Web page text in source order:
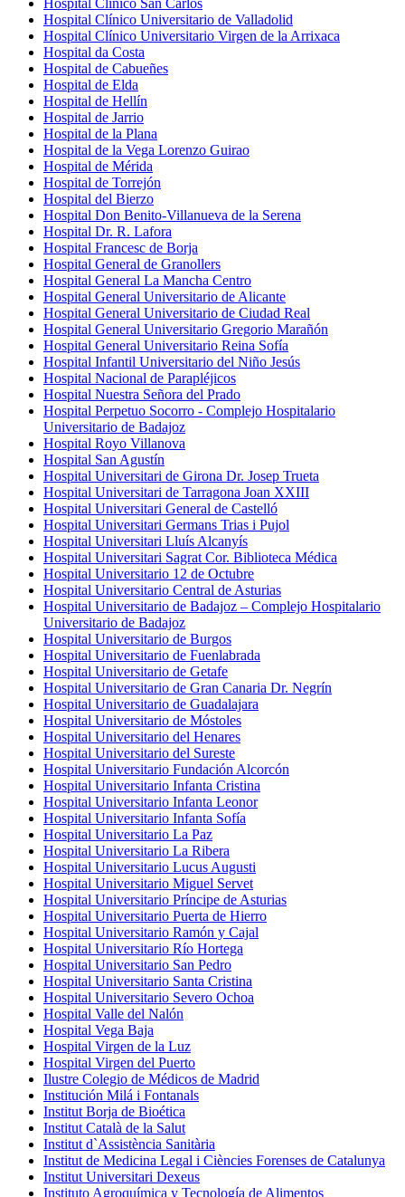
Hospital Clínico Universitario de Valladolid
Hospital Clínico Universitario Virgen de la Arrixaca
Hospital da Costa
Hospital de Cabueñes
Hospital de Elda
Hospital de Hellín
Hospital de Jarrio
Hospital de la Plana
Hospital de la Vega Lorenzo Guirao
Hospital de Mérida
Hospital de Torrejón
Hospital del Bierzo
Hospital Don Benito-Villanueva de la Serena
Hospital Dr. R. Lafora
Hospital Francesc de Borja
Hospital General de Granollers
Hospital General La Mancha Centro
Hospital General Universitario de Alicante
Hospital General Universitario de Ciudad Real
Hospital General Universitario Gregorio Marañón
Hospital General Universitario Reina Sofía
Hospital Infantil Universitario del Niño Jesús
Hospital Nacional de Parapléjicos
Hospital Nuestra Señora del Prado
Hospital Perpetuo Socorro - Complejo Hospitalario
Universitario de Badajoz​
Hospital Royo Villanova
Hospital San Agustín
Hospital Universitari de Girona Dr. Josep Trueta
Hospital Universitari de Tarragona Joan XXIII
Hospital Universitari General de Castelló
Hospital Universitari Germans Trias i Pujol
Hospital Universitari Lluís Alcanyís
Hospital Universitari Sagrat Cor. Biblioteca Médica
Hospital Universitario 12 de Octubre
Hospital Universitario Central de Asturias
Hospital Universitario de Badajoz – Complejo Hospitalario
Universitario de Badajoz
Hospital Universitario de Burgos
Hospital Universitario de Fuenlabrada
Hospital Universitario de Getafe
Hospital Universitario de Gran Canaria Dr. Negrín
Hospital Universitario de Guadalajara
Hospital Universitario de Móstoles
Hospital Universitario del Henares
Hospital Universitario del Sureste
Hospital Universitario Fundación Alcorcón
Hospital Universitario Infanta Cristina
Hospital Universitario Infanta Leonor
Hospital Universitario Infanta Sofía
Hospital Universitario La Paz
Hospital Universitario La Ribera
Hospital Universitario Lucus Augusti
Hospital Universitario Miguel Servet
Hospital Universitario Príncipe de Asturias
Hospital Universitario Puerta de Hierro
Hospital Universitario Ramón y Cajal
Hospital Universitario Río Hortega
Hospital Universitario San Pedro
Hospital Universitario Santa Cristina
Hospital Universitario Severo Ochoa
Hospital Valle del Nalón
Hospital Vega Baja
Hospital Virgen de la Luz
Hospital Virgen del Puerto
Ilustre Colegio de Médicos de Madrid
Institución Milá i Fontanals
Institut Borja de Bioética
Institut Català de la Salut
Institut d`Assistència Sanitària
Institut de Medicina Legal i Ciències Forenses de Catalunya
Institut Universitari Dexeus
Instituto Agroquímica y Tecnología de Alimentos